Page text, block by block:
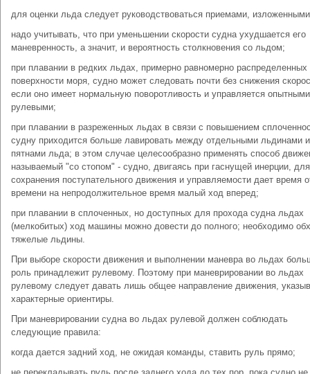
для оценки льда следует руководствоваться приемами,
надо учитывать, что при уменьшении скорости судна ухудшается его
маневренность, а значит, и вероятность столкновения со льдом;
при плавании в редких льдах, примерно равномерно распределенных
поверхности моря, судно может следовать почти без снижения
если оно имеет нормальную поворотливость и управляется опытными
рулевыми;
при плавании в разреженных льдах в связи с повышением
судну приходится больше лавировать между отдельными льдинами
пятнами льда; в этом случае целесообразно применять способ
называемый "со стопом" - судно, двигаясь при гаснущей инерции, для
сохранения поступательного движения и управляемости дает время
времени на непродолжительное время малый ход вперед;
при плавании в сплоченных, но доступных для прохода судна льдах
(мелкобитых) ход машины можно довести до полного; необходимо
тяжелые льдины.
При выборе скорости движения и выполнении маневра во льдах
роль принадлежит рулевому. Поэтому при маневрировании во льдах
рулевому следует давать лишь общее направление движения,
характерные ориентиры.
При маневрировании судна во льдах рулевой должен соблюдать
следующие правила:
когда дается задний ход, не ожидая команды, ставить руль прямо;